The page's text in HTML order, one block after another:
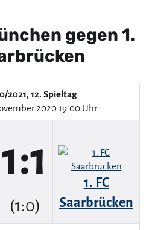
gegen 1.
2021, 12. Spieltag
2020 19:00 Uhr
1:1
(1:0)
1. FC
Saarbrücken